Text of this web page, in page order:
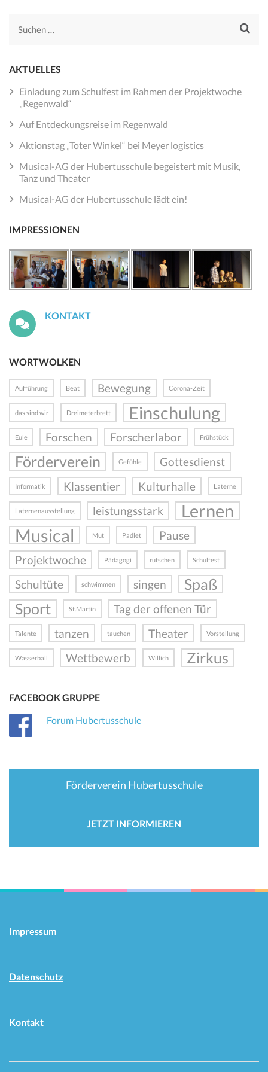
Suchen
AKTUELLES
Einladung zum Schulfest im Rahmen der Projektwoche
„Regenwald“
Auf Entdeckungsreise im Regenwald
Aktionstag „Toter Winkel“ bei Meyer logistics
Musical-AG der Hubertusschule begeistert mit Musik,
Tanz und Theater
Musical-AG der Hubertusschule lädt ein!
IMPRESSIONEN
KONTAKT
WORTWOLKEN
Aufführung Beat Bewegung Corona-Zeit
das sind wir Dreimeterbrett Einschulung
Eule Forschen Forscherlabor Frühstück
Förderverein Gefühle Gottesdienst
Informatik Klassentier Kulturhalle Laterne
Laternenausstellung leistungsstark
Lernen
Musical
Mut Padlet
Pause
Projektwoche
Pädagogi rutschen Schulfest
Schultüte schwimmen singen
Spaß
Sport
St.Martin Tag der offenen Tür
Talente tanzen tauchen Theater Vorstellung
Wasserball Wettbewerb Willich Zirkus
FACEBOOK GRUPPE
Forum Hubertusschule
Förderverein Hubertusschule
JETZT INFORMIEREN
Impressum
Datenschutz
Kontakt